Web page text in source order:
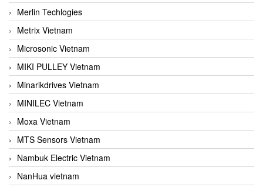
Merlin Techlogies
Metrix Vietnam
Microsonic Vietnam
MIKI PULLEY Vietnam
Minarikdrives Vietnam
MINILEC Vietnam
Moxa Vietnam
MTS Sensors Vietnam
Nambuk Electric Vietnam
NanHua vietnam